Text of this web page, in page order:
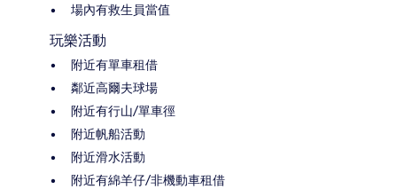
場內有救生員當值
玩樂活動
附近有單車租借
鄰近高爾夫球場
附近有行山/單車徑
附近帆船活動
附近滑水活動
附近有綿羊仔/非機動車租借